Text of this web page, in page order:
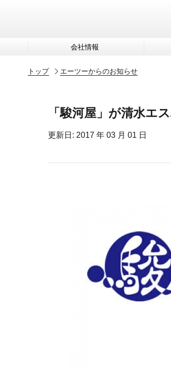
会社情報
トップ エーツーからのお知らせ
「駿河屋」が清水エ
更新日: 2017 年 03 月 01 日